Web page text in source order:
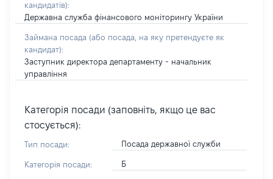
кандидатів):
Державна служба фінансового моніторингу України
Займана посада (або посада, на яку претендуєте як
кандидат):
Заступник директора департаменту - начальник
управління
Категорія посади (заповніть, якщо це вас
стосується):
Тип посади: Посада державної служби
Категорія посади: Б